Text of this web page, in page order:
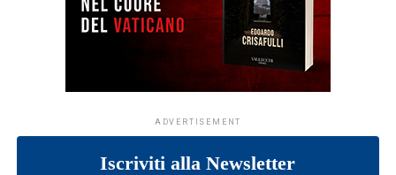
ADVERTISEMENT
Iscriviti alla Newsletter